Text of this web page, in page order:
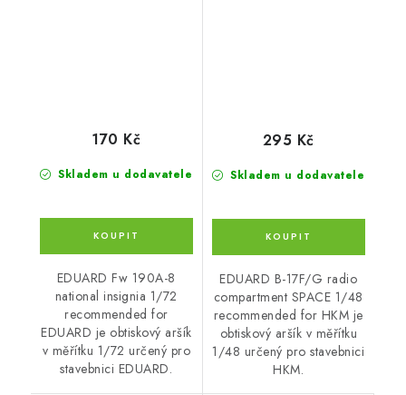
Skladem u dodavatele
170 Kč
EDUARD Fw 190A-8
national insignia 1/72
recommended for
EDUARD je obtiskový aršík
v měřítku 1/72 určený pro
stavebnici EDUARD.
Skladem u dodavatele
295 Kč
EDUARD B-17F/G radio
compartment SPACE 1/48
recommended for HKM je
obtiskový aršík v měřítku
1/48 určený pro stavebnici
HKM.